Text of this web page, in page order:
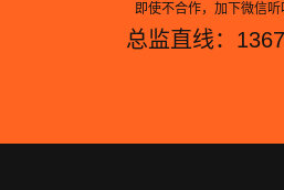
即使不合作，加下微信
总监直线：